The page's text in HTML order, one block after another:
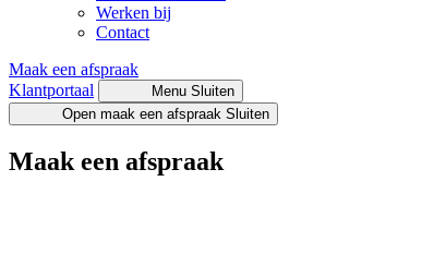
Werken bij
Contact
Maak een afspraak
Klantportaal
Menu Sluiten
Open maak een afspraak Sluiten
Maak een afspraak